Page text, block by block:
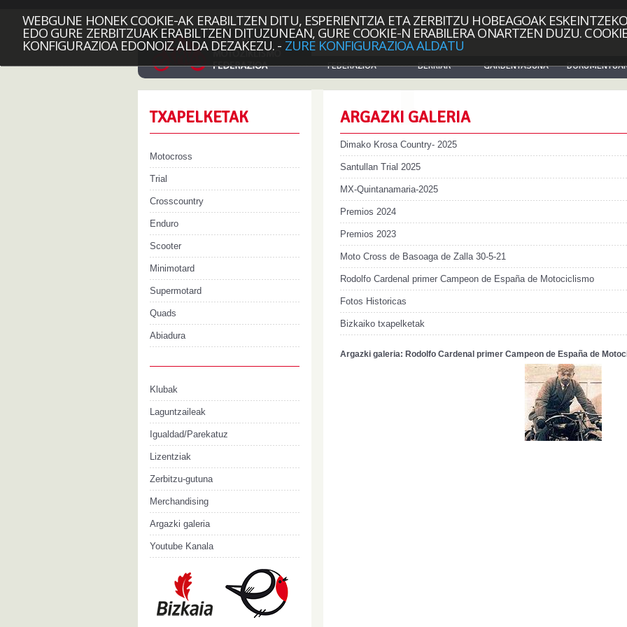
WEBGUNE HONEK COOKIE-AK ERABILTZEN DITU, ESPERIENTZIA ETA ZERBITZU HOBEAGOAK
EDO GURE ZERBITZUAK ERABILTZEN DITUZUNEAN, GURE COOKIE-N ERABILERA ONARTZEN DUZU.
KONFIGURAZIOA EDONOIZ ALDA DEZAKEZU. - ZURE KONFIGURAZIOA ALDATU
FEDERAZIOA BERRIAK GARDENTASUNA
TXAPELKETAK
Motocross
Trial
Crosscountry
Enduro
Scooter
Minimotard
Supermotard
Quads
Abiadura
Klubak
Laguntzaileak
Igualdad/Parekatuz
Lizentziak
Zerbitzu-gutuna
Merchandising
Argazki galeria
Youtube Kanala
ARGAZKI GALERIA
Dimako Krosa Country- 2025
Santullan Trial 2025
MX-Quintanamaria-2025
Premios 2024
Premios 2023
Moto Cross de Basoaga de Zalla 30-5-21
Rodolfo Cardenal primer Campeon de España de Motociclismo
Fotos Historicas
Bizkaiko txapelketak
Argazki galeria: Rodolfo Cardenal primer Campeon de España de